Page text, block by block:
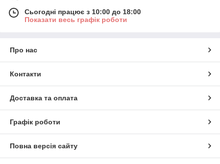
Сьогодні працює з 10:00 до 18:00
Показати весь графік роботи
Про нас
Контакти
Доставка та оплата
Графік роботи
Повна версія сайту